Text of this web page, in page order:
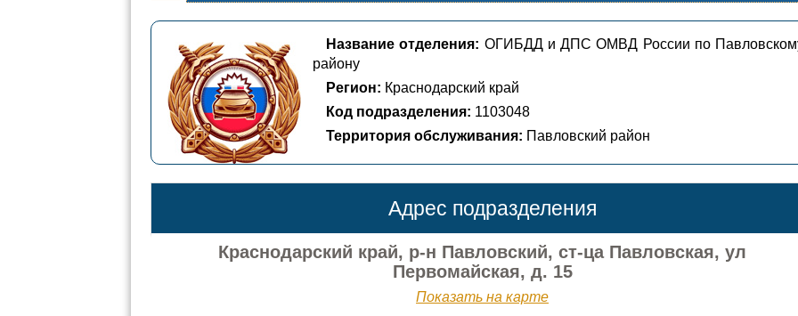
Название отделения: ОГИБДД и ДПС ОМВД России по
району
Регион: Краснодарский край
Код подразделения: 1103048
Территория обслуживания: Павловский район
Адрес подразделения
Краснодарский край, р-н Павловский, ст-ца Павловская, ул
Первомайская, д. 15
Показать на карте